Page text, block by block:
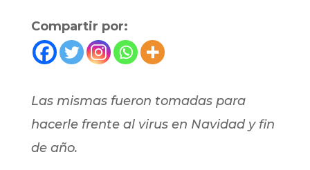
Compartir por:
Las mismas fueron tomadas para
hacerle frente al virus en Navidad y fin
de año.